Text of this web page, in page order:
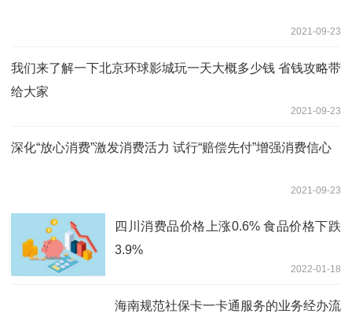
2021-09-23
我们来了解一下北京环球影城玩一天大概多少钱 省钱攻略带
给大家
2021-09-23
深化“放心消费”激发消费活力 试行“赔偿先付”增强消费信心
2021-09-23
四川消费品价格上涨0.6% 食品价格下跌
3.9%
2022-01-18
海南规范社保卡一卡通服务的业务经办流